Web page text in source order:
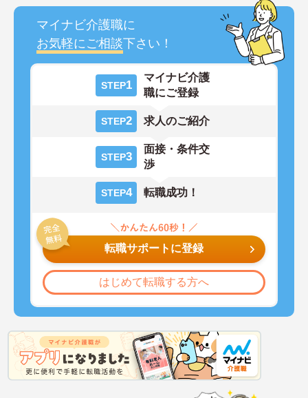
マイナビ介護職に
お気軽にご相談下さい！
STEP1
マイナビ介護
職にご登録
STEP2 求人のご紹介
STEP3
面接・条件交
渉
STEP4 転職成功！
転職サポートに登録
はじめて転職する方へ